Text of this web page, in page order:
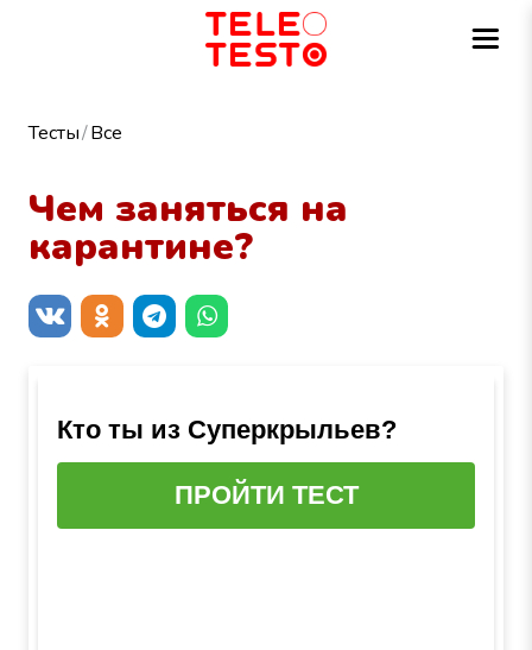
Тесты Все
Чем заняться на
карантине?